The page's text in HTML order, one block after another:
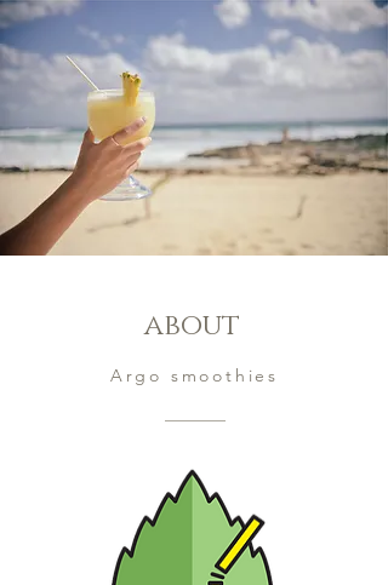
about
Argo smoothies